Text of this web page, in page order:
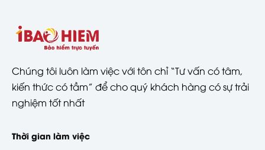
Chúng tôi luôn làm việc với tôn chỉ “Tư vấn có tâm,
kiến thức có tầm” để cho quý khách hàng có sự trải
nghiệm tốt nhất
Thời gian làm việc